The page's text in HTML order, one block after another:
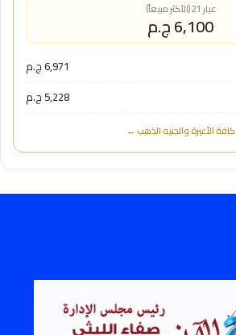
عيار 21 (الأكثر مبيعاً)
6,100 ج.م
6,971 ج.م
5,228 ج.م
كافة الأعيرة والجنيه الذهب ←